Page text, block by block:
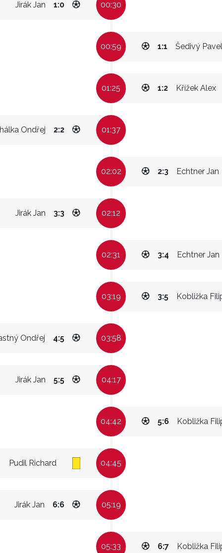
Jirák Jan 1:0 00:30
00:59 Šedivý Pavel
1:1
01:25 Křížek Alex
1:2
Ondřej 2:2 01:37
02:02 Echtner Jan
2:3
Jirák Jan 3:3 02:12
02:31 Echtner Jan
3:4
03:19 Kobližka
3:5
Ondřej 4:5 03:58
Jirák Jan 5:5 04:17
04:42 Kobližka
5:6
Pudil Richard 04:45
Jirák Jan 6:6 05:19
05:33 Kobližka
6:7